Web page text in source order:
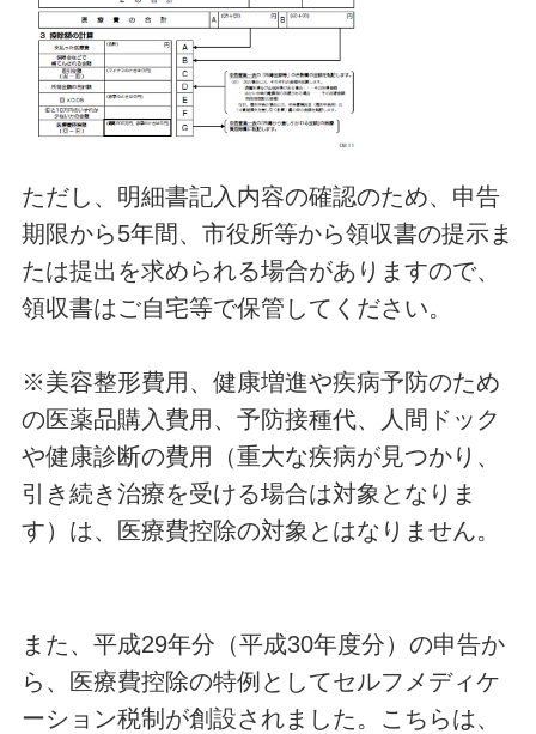
ただし、明細書記入内容の確認のため、申告
期限から5年間、市役所等から領収書の提示ま
たは提出を求められる場合がありますので、
領収書はご自宅等で保管してください。
※美容整形費用、健康増進や疾病予防のため
の医薬品購入費用、予防接種代、人間ドック
や健康診断の費用（重大な疾病が見つかり、
引き続き治療を受ける場合は対象となりま
す）は、医療費控除の対象とはなりません。
また、平成29年分（平成30年度分）の申告か
ら、医療費控除の特例としてセルフメディケ
ーション税制が創設されました。こちらは、